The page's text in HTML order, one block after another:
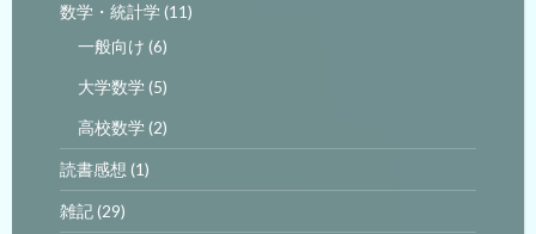
数学・統計学(11)
一般向け (6)
大学数学(5)
高校数学(2)
読書感想 (1)
雑記(29)